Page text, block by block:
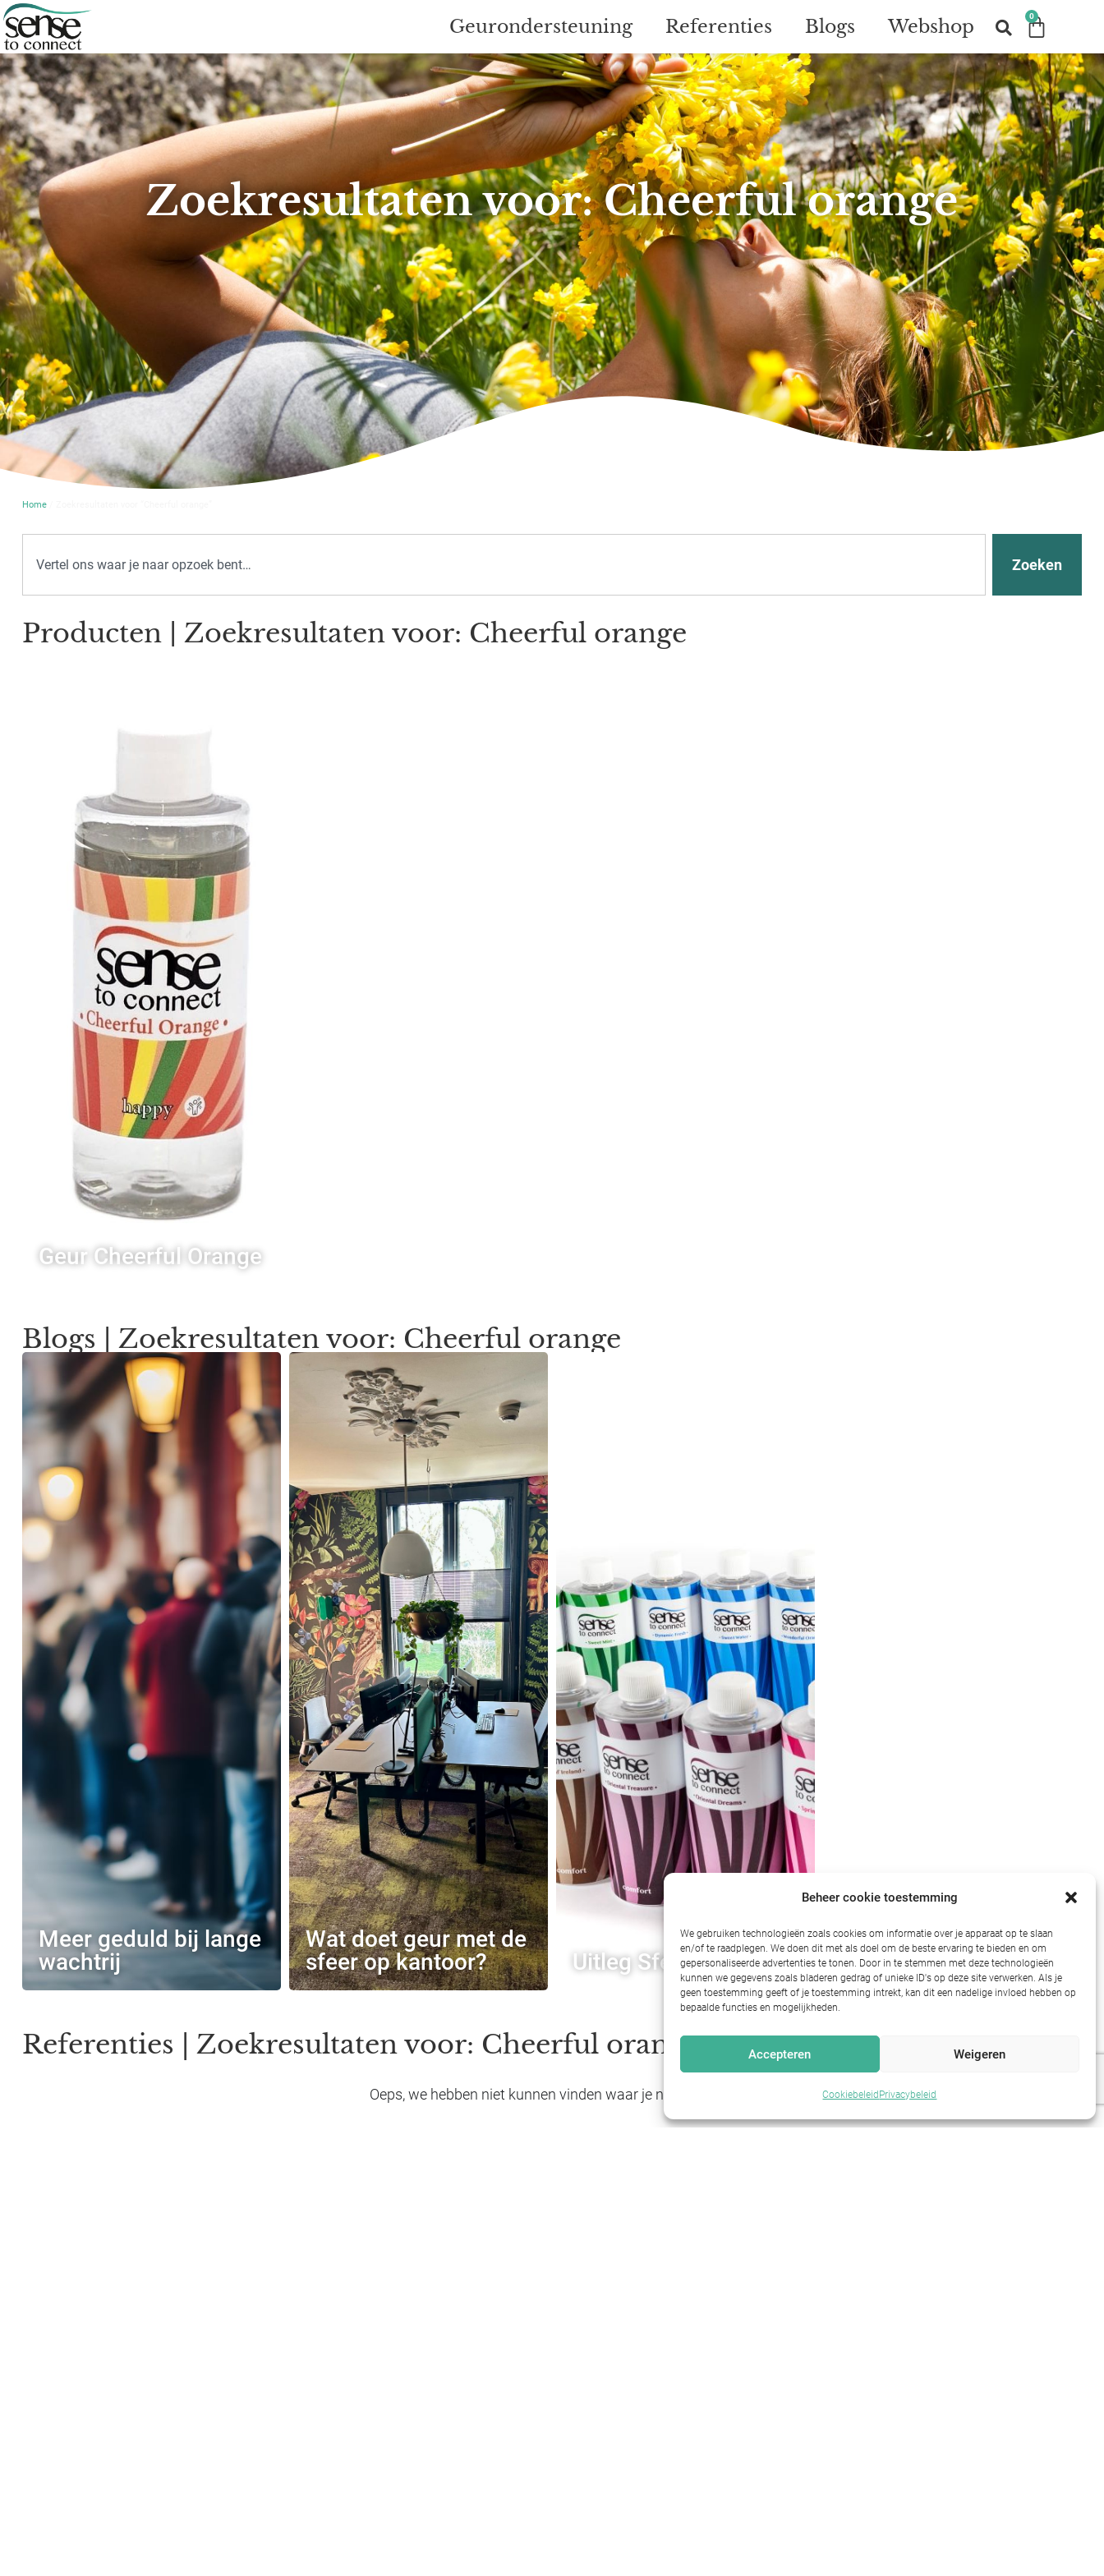
Beheer cookie toestemming
We gebruiken technologieën zoals cookies om informatie over je apparaat op te slaan
en/of te raadplegen. We doen dit met als doel om de beste ervaring te bieden en om
gepersonaliseerde advertenties te tonen. Door in te stemmen met deze technologieën
kunnen we gegevens zoals bladeren gedrag of unieke ID's op deze site verwerken. Als je
geen toestemming geeft of je toestemming intrekt, kan dit een nadelige invloed hebben op
bepaalde functies en mogelijkheden.
Accepteren Weigeren
Cookiebeleid Privacybeleid
Geurondersteuning Referenties Blogs Webshop 0
Zoekresultaten voor: Cheerful orange
Home
Zoeken
Producten | Zoekresultaten voor: Cheerful orange
Geur Cheerful Orange
Blogs | Zoekresultaten voor: Cheerful orange
Meer geduld bij lange
wachtrij
Wat doet geur met de
sfeer op kantoor?
Uitleg Sfeerprofielen
Referenties | Zoekresultaten voor: Cheerful orange
Oeps, we hebben niet kunnen vinden waar je naar zocht...